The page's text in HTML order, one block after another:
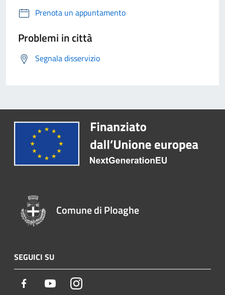
Prenota un appuntamento
Problemi in città
Segnala disservizio
Comune di Ploaghe
SEGUICI SU
Facebook YoutubeInstagram